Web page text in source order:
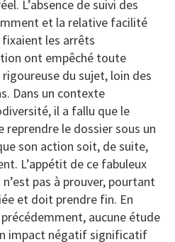
L’absence de suivi des
et la relative facilité
les arrêts
ont empêché toute
du sujet, loin des
Dans un contexte
il a fallu que le
le dossier sous un
son action soit, de suite,
L’appétit de ce fabuleux
pas à prouver, pourtant
et doit prendre fin. En
aucune étude
impact négatif significatif